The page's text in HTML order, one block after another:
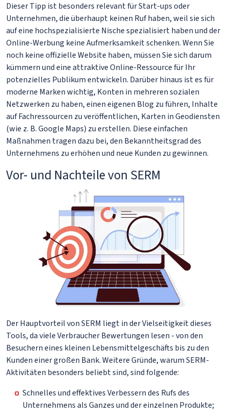
Dieser Tipp ist besonders relevant für Start-ups oder
Unternehmen, die überhaupt keinen Ruf haben, weil sie sich
auf eine hochspezialisierte Nische spezialisiert haben und der
Online-Werbung keine Aufmerksamkeit schenken. Wenn Sie
noch keine offizielle Website haben, müssen Sie sich darum
kümmern und eine attraktive Online-Ressource für Ihr
potenzielles Publikum entwickeln. Darüber hinaus ist es für
moderne Marken wichtig, Konten in mehreren sozialen
Netzwerken zu haben, einen eigenen Blog zu führen, Inhalte
auf Fachressourcen zu veröffentlichen, Karten in Geodiensten
(wie z. B. Google Maps) zu erstellen. Diese einfachen
Maßnahmen tragen dazu bei, den Bekanntheitsgrad des
Unternehmens zu erhöhen und neue Kunden zu gewinnen.
Vor- und Nachteile von SERM
Der Hauptvorteil von SERM liegt in der Vielseitigkeit dieses
Tools, da viele Verbraucher Bewertungen lesen - von den
Besuchern eines kleinen Lebensmittelgeschäfts bis zu den
Kunden einer großen Bank. Weitere Gründe, warum SERM-
Aktivitäten besonders beliebt sind, sind folgende:
Schnelles und effektives Verbessern des Rufs des
Unternehmens als Ganzes und der einzelnen Produkte;